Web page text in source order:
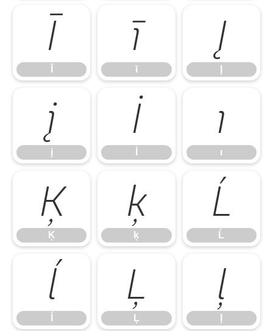
Ī ī
ī
Į
į
į
İ ı
ı
Ķ
Ķ
ķ
ķ
Ĺ
Ĺ
ĺ Ļ
Ļ
ļ